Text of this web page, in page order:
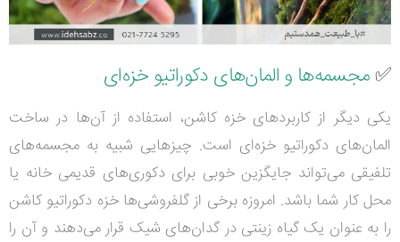
✅مجسمه‌ها و المان‌های دکوراتیو خزه‌ای
یکی دیگر از کاربردهای خزه کاشن، استفاده از آن‌ها در ساخت
المان‌های دکوراتیو خزه‌ای است. چیزهایی شبیه به مجسمه‌های
تلفیقی می‌تواند جایگزین خوبی برای دکوری‌های قدیمی خانه یا
محل کار شما باشد. امروزه برخی از گلفروشی‌ها خزه دکوراتیو کاشن
را به عنوان یک گیاه زینتی در گدان‌های شیک قرار می‌دهند و آن را